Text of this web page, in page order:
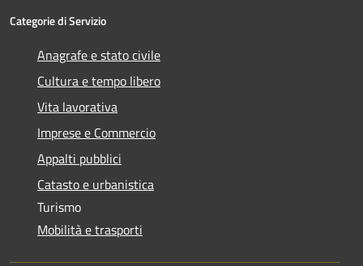
Categorie di Servizio
Anagrafe e stato civile
Cultura e tempo libero
Vita lavorativa
Imprese e Commercio
Appalti pubblici
Catasto e urbanistica
Turismo
Mobilità e trasporti